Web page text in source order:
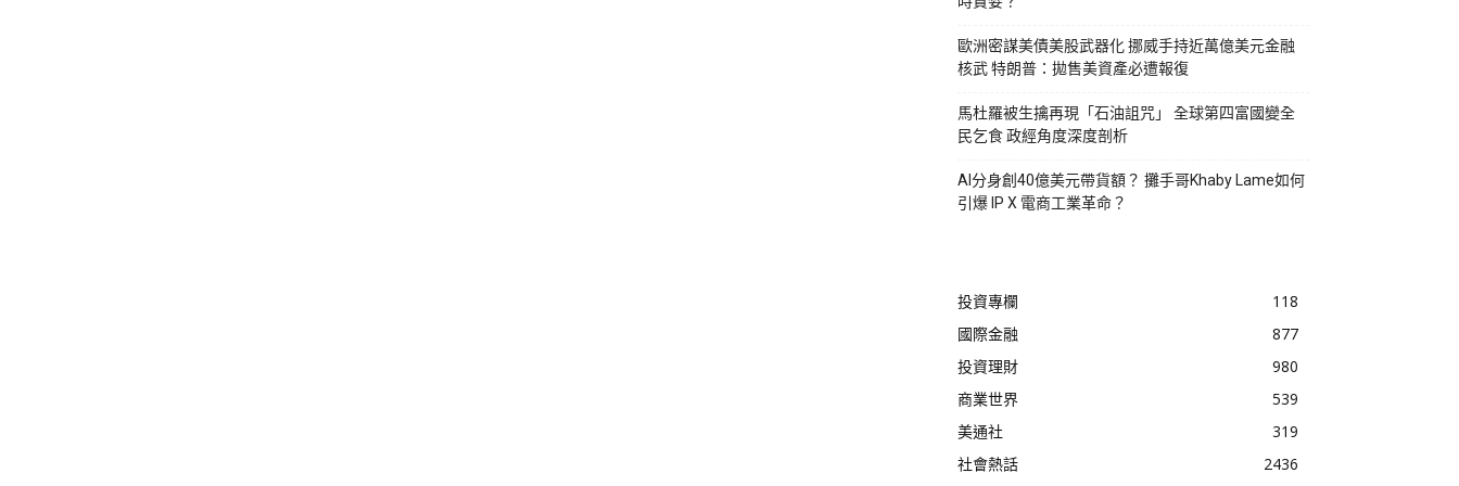
歐洲密謀美債美股武器化 挪威手持近萬億美元金融
核武 特朗普：拋售美資產必遭報復
馬杜羅被生擒再現「石油詛咒」 全球第四富國變全
民乞食 政經角度深度剖析
AI分身創40億美元帶貨額？ 攤手哥Khaby Lame如何
引爆 IP X 電商工業革命？
投資專欄
118
國際金融
877
投資理財
980
商業世界
539
美通社
319
社會熱話
2436